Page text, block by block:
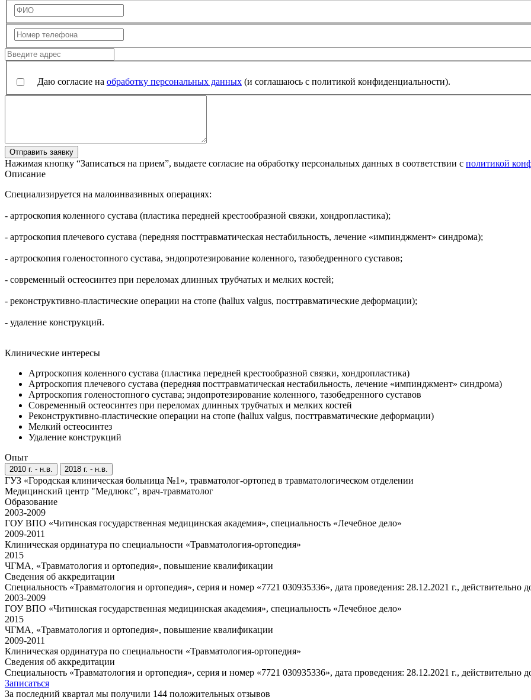
Даю согласие на обработку персональных данных(и соглашаюсь с политикой конфиденциальности).
Отправить заявку
Нажимая кнопку “Записаться на прием”, выдаете согласие на обработку персональных данных в соответствии с политикой
Описание
Специализируется на малоинвазивных операциях:
- артроскопия коленного сустава (пластика передней крестообразной связки, хондропластика);
- артроскопия плечевого сустава (передняя посттравматическая нестабильность, лечение «импинджмент» синдрома);
- артроскопия голеностопного сустава, эндопротезирование коленного, тазобедренного суставов;
- современный остеосинтез при переломах длинных трубчатых и мелких костей;
- реконструктивно-пластические операции на стопе (hallux valgus, посттравматические деформации);
- удаление конструкций.
Клинические интересы
Артроскопия коленного сустава (пластика передней крестообразной связки, хондропластика)
Артроскопия плечевого сустава (передняя посттравматическая нестабильность, лечение «импинджмент» синдрома)
Артроскопия голеностопного сустава; эндопротезирование коленного, тазобедренного суставов
Современный остеосинтез при переломах длинных трубчатых и мелких костей
Реконструктивно-пластические операции на стопе (hallux valgus, посттравматические деформации)
Мелкий остеосинтез
Удаление конструкций
Опыт
2010 г. - н.в. 2018 г. - н.в.
ГУЗ «Городская клиническая больница №1», травматолог-ортопед в травматологическом отделении
Медицинский центр "Медлюкс", врач-травматолог
Образование
2003-2009
ГОУ ВПО «Читинская государственная медицинская академия», специальность «Лечебное дело»
2009-2011
Клиническая ординатура по специальности «Травматология-ортопедия»
2015
ЧГМА, «Травматология и ортопедия», повышение квалификации
Сведения об аккредитации
Специальность «Травматология и ортопедия», серия и номер «7721 030935336», дата проведения: 28.12.2021 г., действительно
2003-2009
ГОУ ВПО «Читинская государственная медицинская академия», специальность «Лечебное дело»
2015
ЧГМА, «Травматология и ортопедия», повышение квалификации
2009-2011
Клиническая ординатура по специальности «Травматология-ортопедия»
Сведения об аккредитации
Специальность «Травматология и ортопедия», серия и номер «7721 030935336», дата проведения: 28.12.2021 г., действительно
Записаться
За последний квартал мы получили 144 положительных отзывов